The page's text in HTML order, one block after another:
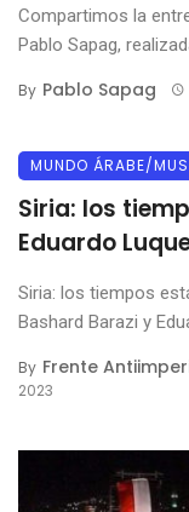
Compartimos la
Pablo Sapag,
By Pablo Sapag
MUNDO ÁRABE/
Siria: los
Eduardo
Siria: los tiempos
Bashard Barazi y
By Frente
2023